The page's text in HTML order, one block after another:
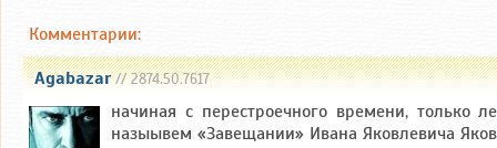
Комментарии:
Agabazar// 2874.50.7617
начиная с перестроечного времени, только
назыывем «Завещании» Ивана Яковлевича